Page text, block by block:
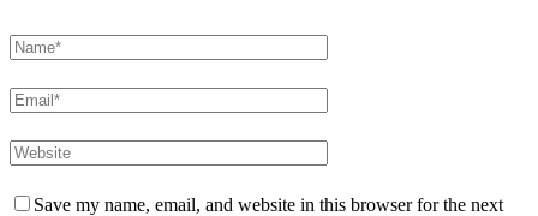
Save my name, email, and website in this browser for the next